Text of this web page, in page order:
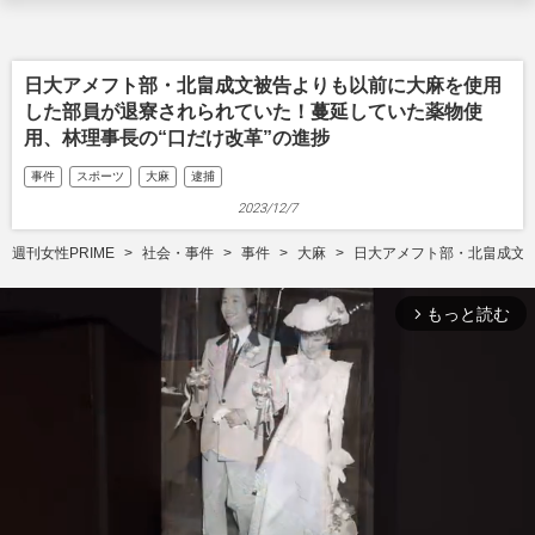
日大アメフト部・北畠成文被告よりも以前に大麻を使用
した部員が退寮されられていた！蔓延していた薬物使
用、林理事長の“口だけ改革”の進捗
事件 スポーツ 大麻 逮捕
2023/12/7
週刊女性PRIME 社会・事件 事件 大麻 日大アメフト部・北畠成文
arrow_forward_ios もっと読む